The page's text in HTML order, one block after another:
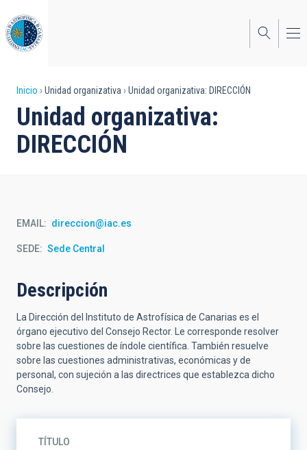
al
contenido
principal
Sobrescribir
enlaces
de
la
navegación
Inicio Unidad organizativa Unidad organizativa: DIRECCIÓN
Unidad organizativa:
DIRECCIÓN
EMAIL direccion@iac.es
SEDE Sede Central
Descripción
La Dirección del Instituto de Astrofísica de Canarias es el
órgano ejecutivo del Consejo Rector. Le corresponde resolver
sobre las cuestiones de índole científica. También resuelve
sobre las cuestiones administrativas, económicas y de
personal, con sujeción a las directrices que establezca dicho
Consejo.
TÍTULO